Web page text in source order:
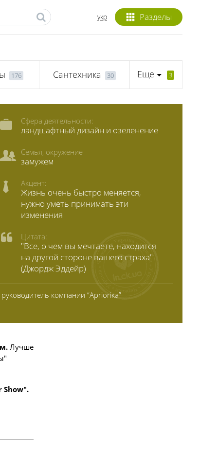
Разделы
укр
176 Сантехника 30 Еще 3
Сфера деятельности:
ландшафтный дизайн и озеленение
Семья, окружение
замужем
Акцент:
Жизнь очень быстро меняется,
нужно уметь принимать эти
изменения
Цитата:
"Все, о чем вы мечтаете, находится
на другой стороне вашего страха"
(Джордж Эддейр)
руководитель компании “Аprіоrіка”
Лучше
Show".